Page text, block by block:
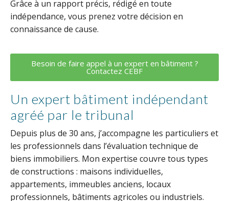
Grâce à un rapport précis, rédigé en toute
indépendance, vous prenez votre décision en
connaissance de cause.
Besoin de faire appel à un expert en bâtiment ?
Contactez CEBF
Un expert bâtiment indépendant
agréé par le tribunal
Depuis plus de 30 ans, j’accompagne les particuliers et
les professionnels dans l’évaluation technique de
biens immobiliers. Mon expertise couvre tous types
de constructions : maisons individuelles,
appartements, immeubles anciens, locaux
professionnels, bâtiments agricoles ou industriels.